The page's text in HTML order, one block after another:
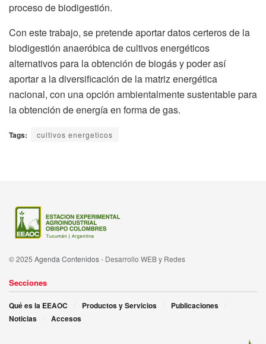
proceso de biodigestión.
Con este trabajo, se pretende aportar datos certeros de la
biodigestión anaeróbica de cultivos energéticos
alternativos para la obtención de biogás y poder así
aportar a la diversificación de la matriz energética
nacional, con una opción ambientalmente sustentable para
la obtención de energía en forma de gas.
Tags: cultivos energeticos
© 2025 Agenda Contenidos- Desarrollo WEB y Redes
Secciones
Qué es la EEAOC Productos y Servicios
Publicaciones
Noticias
Accesos